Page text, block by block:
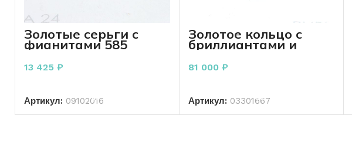
Золотые серьги с
фианитами 585
пробы 1.79 грамм
13 425 ₽
Артикул: 09102016
Золотое кольцо с
бриллиантами и
гранатом 585 пробы
6.25 грамм 17.5 грамм
81 000 ₽
Артикул: 03301667